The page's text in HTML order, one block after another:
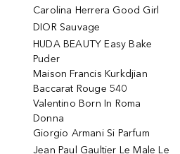
Carolina Herrera Good Girl
DIOR Sauvage
HUDA BEAUTY Easy Bake
Puder
Maison Francis Kurkdjian
Baccarat Rouge 540
Valentino Born In Roma
Donna
Giorgio Armani Si Parfum
Jean Paul Gaultier Le Male Le